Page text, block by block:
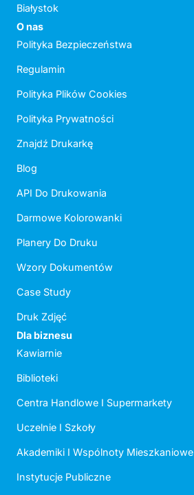
Białystok
O nas
Polityka Bezpieczeństwa
Regulamin
Polityka Plików Cookies
Polityka Prywatności
Znajdź Drukarkę
Blog
API Do Drukowania
Darmowe Kolorowanki
Planery Do Druku
Wzory Dokumentów
Case Study
Druk Zdjęć
Dla biznesu
Kawiarnie
Biblioteki
Centra Handlowe I Supermarkety
Uczelnie I Szkoły
Akademiki I Wspólnoty Mieszkaniowe
Instytucje Publiczne